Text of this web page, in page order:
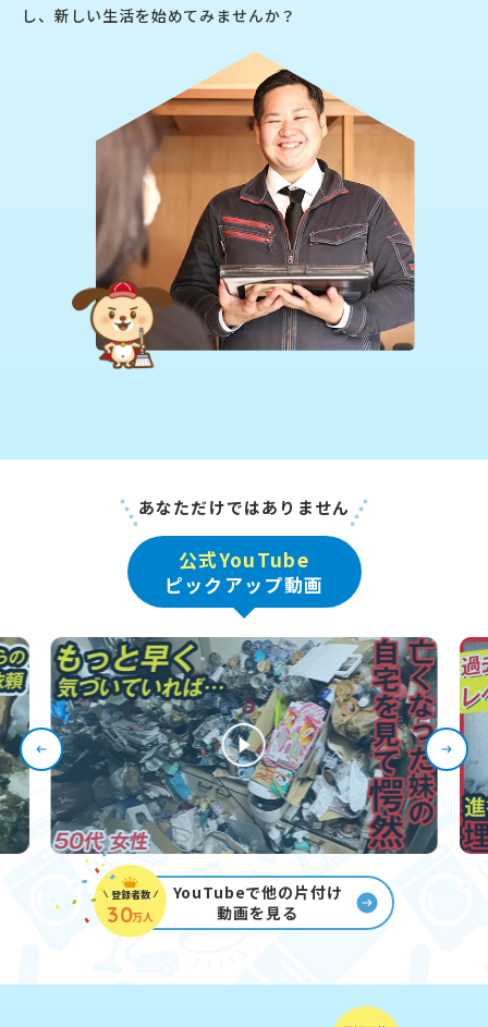
し、新しい生活を始めてみませんか？
あなただけではありません
公式YouTube
ピックアップ動画
登録者数
30万人
YouTubeで他の片付け
動画を見る